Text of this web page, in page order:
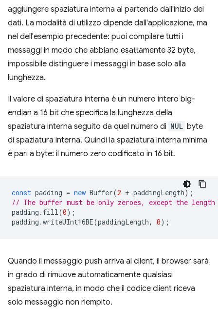
aggiungere spaziatura interna al partendo dall'inizio dei
dati. La modalità di utilizzo dipende dall'applicazione, ma
nel dell'esempio precedente: puoi compilare tutti i
messaggi in modo che abbiano esattamente 32 byte,
impossibile distinguere i messaggi in base solo alla
lunghezza.
Il valore di spaziatura interna è un numero intero big-
endian a 16 bit che specifica la lunghezza della
spaziatura interna seguito da quel numero di NUL byte
di spaziatura interna. Quindi la spaziatura interna minima
è pari a byte: il numero zero codificato in 16 bit.
const padding = new Buffer(2 + paddingLength);
// The buffer must be only zeroes, except the length
padding . fill(0);
padding .writeUInt16BE(paddingLength, 0);
Quando il messaggio push arriva al client, il browser sarà
in grado di rimuove automaticamente qualsiasi
spaziatura interna, in modo che il codice client riceva
solo messaggio non riempito.